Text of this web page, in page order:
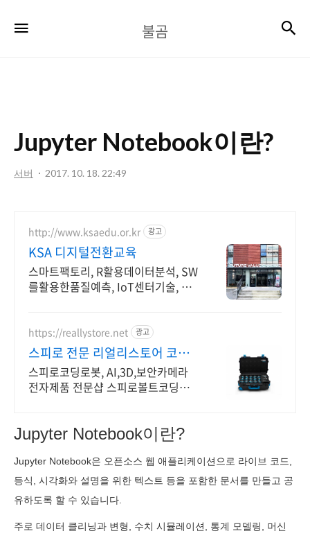
곰
불곰
Jupyter Notebook이란?
서버 2017. 10. 18. 22:49
http://www.ksaedu.or.kr 광고
KSA 디지털전환교육
스마트팩토리, R활용데이터분석, SW
를활용한품질예측, IoT센터기술, 파
https://reallystore.net 광고
스피로 전문 리얼리스토어 코딩
교육을 쉽고 재밌게
스피로코딩로봇, AI,3D,보안카메라
전자제품 전문샵 스피로볼트코딩로
Jupyter Notebook이란?
Jupyter Notebook은 오픈소스 웹 애플리케이션으로 라이브 코드,
등식, 시각화와 설명을 위한 텍스트 등을 포함한 문서를 만들고 공
유하도록 할 수 있습니다.
주로 데이터 클리닝과 변형, 수치 시뮬레이션, 통계 모델링, 머신